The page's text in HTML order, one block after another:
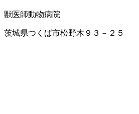
獣医師動物病院
茨城県つくば市松野木９３－２５